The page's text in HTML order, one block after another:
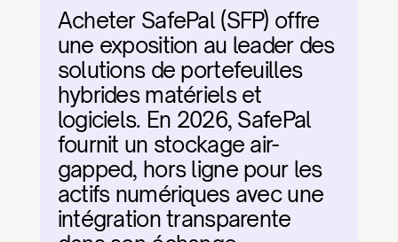
Acheter SafePal (SFP) offre
une exposition au leader des
solutions de portefeuilles
hybrides matériels et
logiciels. En 2026, SafePal
fournit un stockage air-
gapped, hors ligne pour les
actifs numériques avec une
intégration transparente